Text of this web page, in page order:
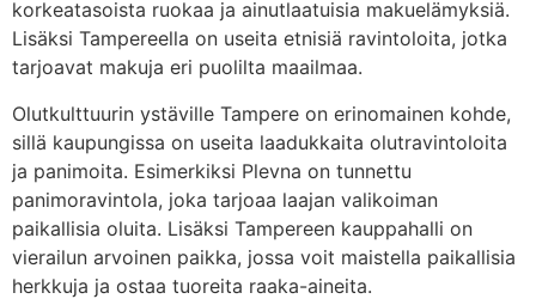
korkeatasoista ruokaa ja ainutlaatuisia makuelämyksiä.
Lisäksi Tampereella on useita etnisiä ravintoloita, jotka
tarjoavat makuja eri puolilta maailmaa.
Olutkulttuurin ystäville Tampere on erinomainen kohde,
sillä kaupungissa on useita laadukkaita olutravintoloita
ja panimoita. Esimerkiksi Plevna on tunnettu
panimoravintola, joka tarjoaa laajan valikoiman
paikallisia oluita. Lisäksi Tampereen kauppahalli on
vierailun arvoinen paikka, jossa voit maistella paikallisia
herkkuja ja ostaa tuoreita raaka-aineita.